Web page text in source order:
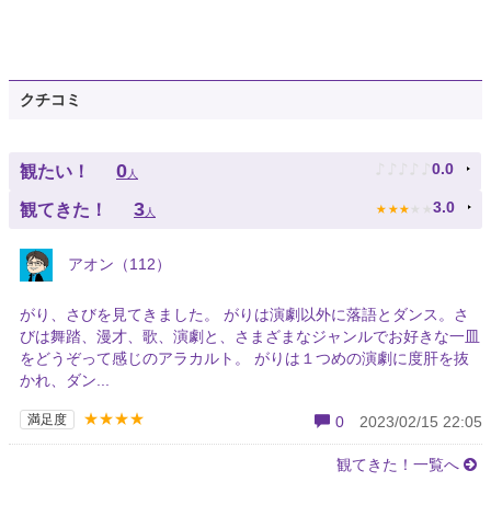
クチコミ
観たい！ 0人 ♪ ♪ ♪ ♪ ♪ 0.0
観てきた！ 3人 ★ ★ ★ ★ ★ 3.0
アオン（112）
がり、さびを見てきました。 がりは演劇以外に落語とダンス。さ
びは舞踏、漫才、歌、演劇と、さまざまなジャンルでお好きな一皿
をどうぞって感じのアラカルト。 がりは１つめの演劇に度肝を抜
かれ、ダン...
満足度 ★★★★ 0 2023/02/15 22:05
観てきた！一覧へ